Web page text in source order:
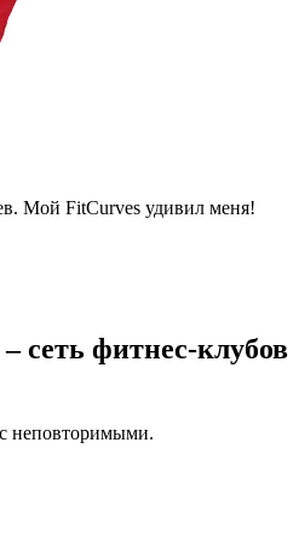
Мой FitCurves удивил меня!
сеть фитнес-клубов
неповторимыми.